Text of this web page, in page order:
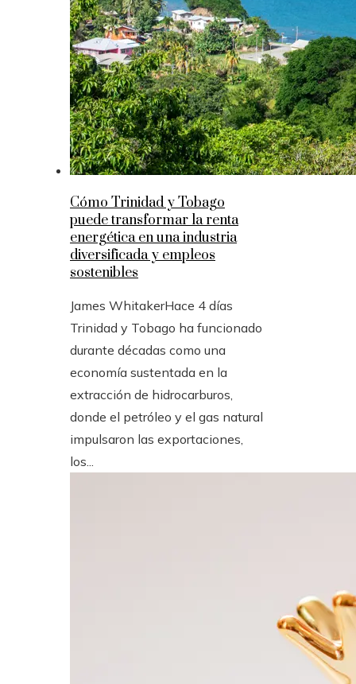
Cómo Trinidad y Tobago
puede transformar la renta
energética en una industria
diversificada y empleos
sostenibles
James WhitakerHace 4 días
Trinidad y Tobago ha funcionado
durante décadas como una
economía sustentada en la
extracción de hidrocarburos,
donde el petróleo y el gas natural
impulsaron las exportaciones,
los...